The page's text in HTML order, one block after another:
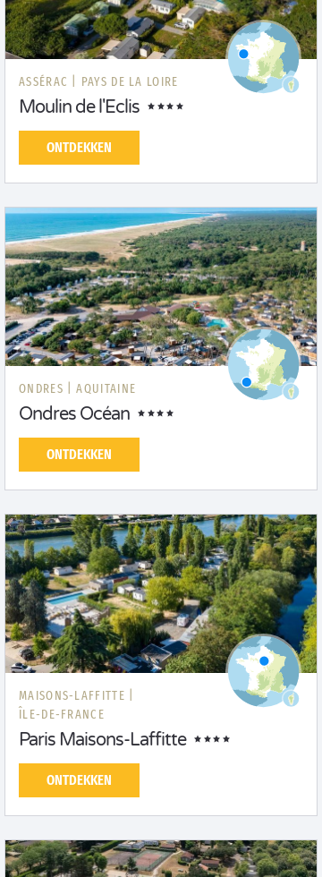
ASSÉRAC | PAYS DE LA LOIRE
Moulin de l'Eclis
ONTDEKKEN
ONDRES | AQUITAINE
Ondres Océan
ONTDEKKEN
MAISONS-LAFFITTE |
ÎLE-DE-FRANCE
Paris Maisons-Laffitte
ONTDEKKEN